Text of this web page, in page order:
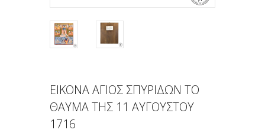
ΕΙΚΟΝΑ ΑΓΙΟΣ ΣΠΥΡΙΔΩΝ ΤΟ
ΘΑΥΜΑ ΤΗΣ 11 ΑΥΓΟΥΣΤΟΥ
1716